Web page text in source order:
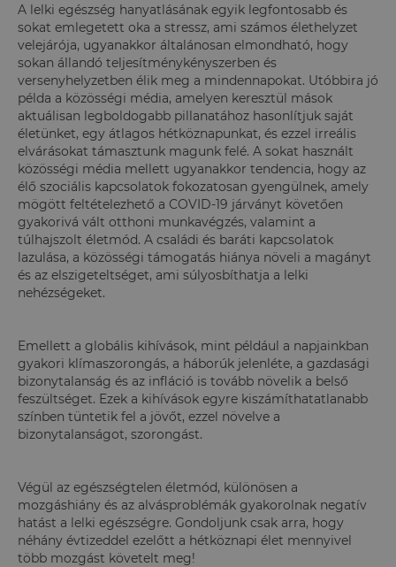
A lelki egészség hanyatlásának egyik legfontosabb és
sokat emlegetett oka a stressz, ami számos élethelyzet
velejárója, ugyanakkor általánosan elmondható, hogy
sokan állandó teljesítménykényszerben és
versenyhelyzetben élik meg a mindennapokat. Utóbbira jó
példa a közösségi média, amelyen keresztül mások
aktuálisan legboldogabb pillanatához hasonlítjuk saját
életünket, egy átlagos hétköznapunkat, és ezzel irreális
elvárásokat támasztunk magunk felé. A sokat használt
közösségi média mellett ugyanakkor tendencia, hogy az
élő szociális kapcsolatok fokozatosan gyengülnek, amely
mögött feltételezhető a COVID-19 járványt követően
gyakorivá vált otthoni munkavégzés, valamint a
túlhajszolt életmód. A családi és baráti kapcsolatok
lazulása, a közösségi támogatás hiánya növeli a magányt
és az elszigeteltséget, ami súlyosbíthatja a lelki
nehézségeket.
Emellett a globális kihívások, mint például a napjainkban
gyakori klímaszorongás, a háborúk jelenléte, a gazdasági
bizonytalanság és az infláció is tovább növelik a belső
feszültséget. Ezek a kihívások egyre kiszámíthatatlanabb
színben tüntetik fel a jövőt, ezzel növelve a
bizonytalanságot, szorongást.
Végül az egészségtelen életmód, különösen a
mozgáshiány és az alvásproblémák gyakorolnak negatív
hatást a lelki egészségre. Gondoljunk csak arra, hogy
néhány évtizeddel ezelőtt a hétköznapi élet mennyivel
több mozgást követelt meg!